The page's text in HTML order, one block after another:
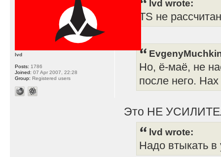
lvd wrote:
TS не
Но, ё-маё, не
после него.
Это НЕ
lvd wrote:
Надо втыкать в
lvd
Posts: 1786
Joined: 07 Apr 2007, 22:28
Group: Registered users